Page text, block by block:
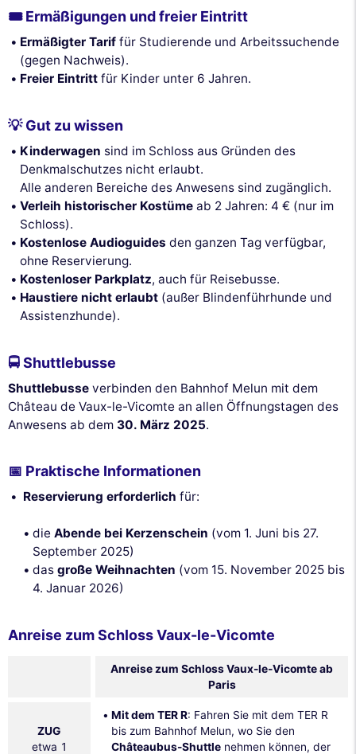
🎟️ Ermäßigungen und freier Eintritt
Ermäßigter Tarif für Studierende und Arbeitssuchende
(gegen Nachweis).
Freier Eintritt für Kinder unter 6 Jahren.
💡 Gut zu wissen
Kinderwagen sind im Schloss aus Gründen des
Denkmalschutzes nicht erlaubt.
Alle anderen Bereiche des Anwesens sind zugänglich.
Verleih historischer Kostüme ab 2 Jahren: 4 € (nur im
Schloss).
Kostenlose Audioguides den ganzen Tag verfügbar,
ohne Reservierung.
Kostenloser Parkplatz, auch für Reisebusse.
Haustiere nicht erlaubt (außer Blindenführhunde und
Assistenzhunde).
🚍 Shuttlebusse
Shuttlebusse verbinden den Bahnhof Melun mit dem
Château de Vaux-le-Vicomte an allen Öffnungstagen des
Anwesens ab dem 30. März 2025.
📅 Praktische Informationen
Reservierung erforderlich für:
die Abende bei Kerzenschein (vom 1. Juni bis 27.
September 2025)
das große Weihnachten (vom 15. November 2025 bis
4. Januar 2026)
Anreise zum Schloss Vaux-le-Vicomte
Anreise zum Schloss Vaux-le-Vicomte ab
Paris
ZUG
etwa 1
Mit dem TER R: Fahren Sie mit dem TER R
bis zum Bahnhof Melun, wo Sie den
Châteaubus-Shuttlenehmen können, der